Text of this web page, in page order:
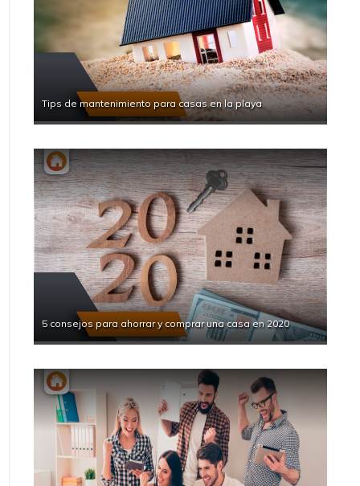
Tips de mantenimiento para casas en la playa
5 consejos para ahorrar y comprar una casa en 2020